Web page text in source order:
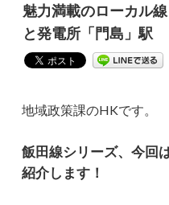
魅力満載のローカル
と発電所「門島」駅
地域政策課のHKです。
飯田線シリーズ、今回
紹介します！